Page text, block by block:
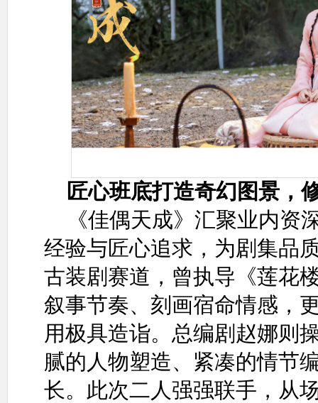
匠心班底打造奇幻图景，
《佳偶天成》汇聚业内资
经验与匠心追求，为剧集品
古装剧赛道，曾执导《莲花
叙事节奏、刻画宿命情感，
用极具造诣。总编剧赵娜则
腻的人物塑造、紧凑的情节
长。此次二人强强联手，从